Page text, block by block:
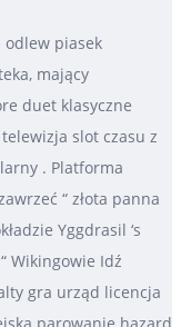
odlew piasek
mający
duet klasyczne
slot czasu z
. Platforma
“ złota panna
Yggdrasil ‘s
Wikingowie Idź
gra urząd licencja